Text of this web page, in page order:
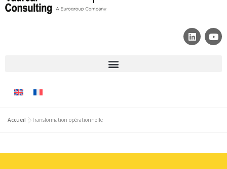
Accueil »Transformation opérationnelle